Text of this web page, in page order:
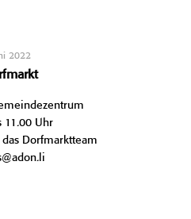
2022
11.00 Uhr
das Dorfmarktteam